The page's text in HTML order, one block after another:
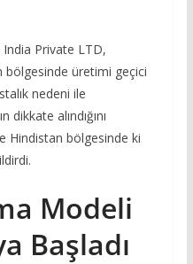
India Private LTD,
üretimi geçici
nedeni ile
alındığını
Hindistan bölgesinde ki
Modeli
Başladı